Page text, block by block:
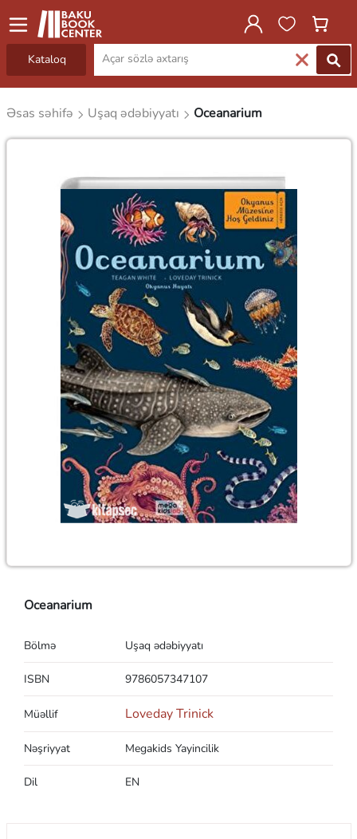
Kataloq
Əsas səhifə Uşaq ədəbiyyatı Oceanarium
Oceanarium
Bölmə Uşaq ədəbiyyatı
ISBN 9786057347107
Müəllif Loveday Trinick
Nəşriyyat Megakids Yayincilik
Dil EN